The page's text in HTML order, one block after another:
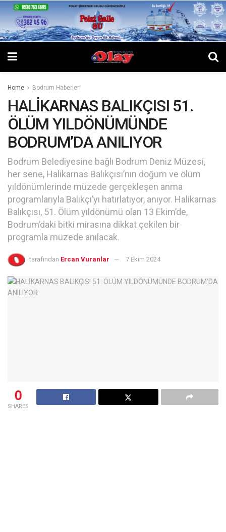
Home Bodrum Haberleri
HALİKARNAS BALIKÇISI 51.
ÖLÜM YILDÖNÜMÜNDE
BODRUM’DA ANILIYOR
Bodrum Belediyesine bağlı Bodrum Deniz Müzesi,
her sene, Halikarnas Balıkçısı’nın doğum ve ölüm
yıldönümlerinde müzede gerçekleşen anma
programlarıyla Balıkçı’yı hatırlatıyor, anıyor. Halikarnas
Balıkçısı, 51. Ölüm yıldönümü olan 13 Ekim’de,
Bodrum’daki bitki mirasına dikkat çekilen bir
programla müzede anılacak.
tarafından Ercan Vuranlar 7 Ekim 2024
0
SHARES